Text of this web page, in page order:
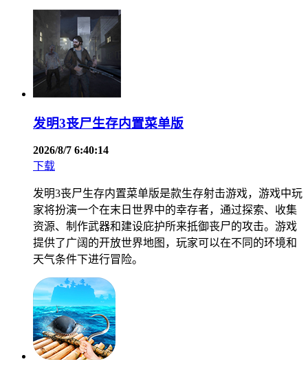
发明3丧尸生存内置菜单版
2026/8/7 6:40:14
下载
发明3丧尸生存内置菜单版是款生存射击游戏，游戏中玩
家将扮演一个在末日世界中的幸存者，通过探索、收集
资源、制作武器和建设庇护所来抵御丧尸的攻击。游戏
提供了广阔的开放世界地图，玩家可以在不同的环境和
天气条件下进行冒险。